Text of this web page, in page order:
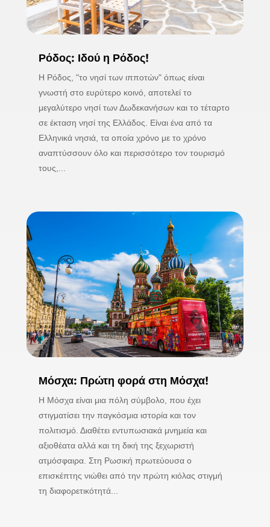
Ρόδος: Ιδού η Ρόδος!
Η Ρόδος, "το νησί των ιπποτών" όπως είναι
γνωστή στο ευρύτερο κοινό, αποτελεί το
μεγαλύτερο νησί των Δωδεκανήσων και το τέταρτο
σε έκταση νησί της Ελλάδος. Είναι ένα από τα
Ελληνικά νησιά, τα οποία χρόνο με το χρόνο
αναπτύσσουν όλο και περισσότερο τον τουρισμό
τους,...
Μόσχα: Πρώτη φορά στη Μόσχα!
Η Μόσχα είναι μια πόλη σύμβολο, που έχει
στιγματίσει την παγκόσμια ιστορία και τον
πολιτισμό. Διαθέτει εντυπωσιακά μνημεία και
αξιοθέατα αλλά και τη δική της ξεχωριστή
ατμόσφαιρα. Στη Ρωσική πρωτεύουσα ο
επισκέπτης νιώθει από την πρώτη κιόλας στιγμή
τη διαφορετικότητά...